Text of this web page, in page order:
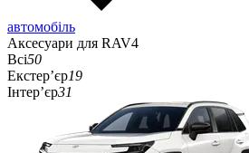
автомобіль
Аксесуари для RAV4
Всі50
Екстер’єр19
Інтер’єр31